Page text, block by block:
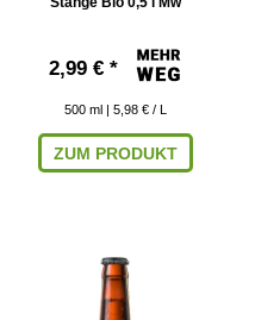
2,99 € *
500 ml | 5,98 € / L
ZUM PRODUKT